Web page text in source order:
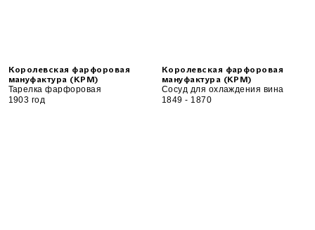
Королевская фарфоровая
мануфактура (KPM)
Тарелка фарфоровая
1903 год
Королевская фарфоровая
мануфактура (KPM)
Сосуд для охлаждения вина
1849 - 1870